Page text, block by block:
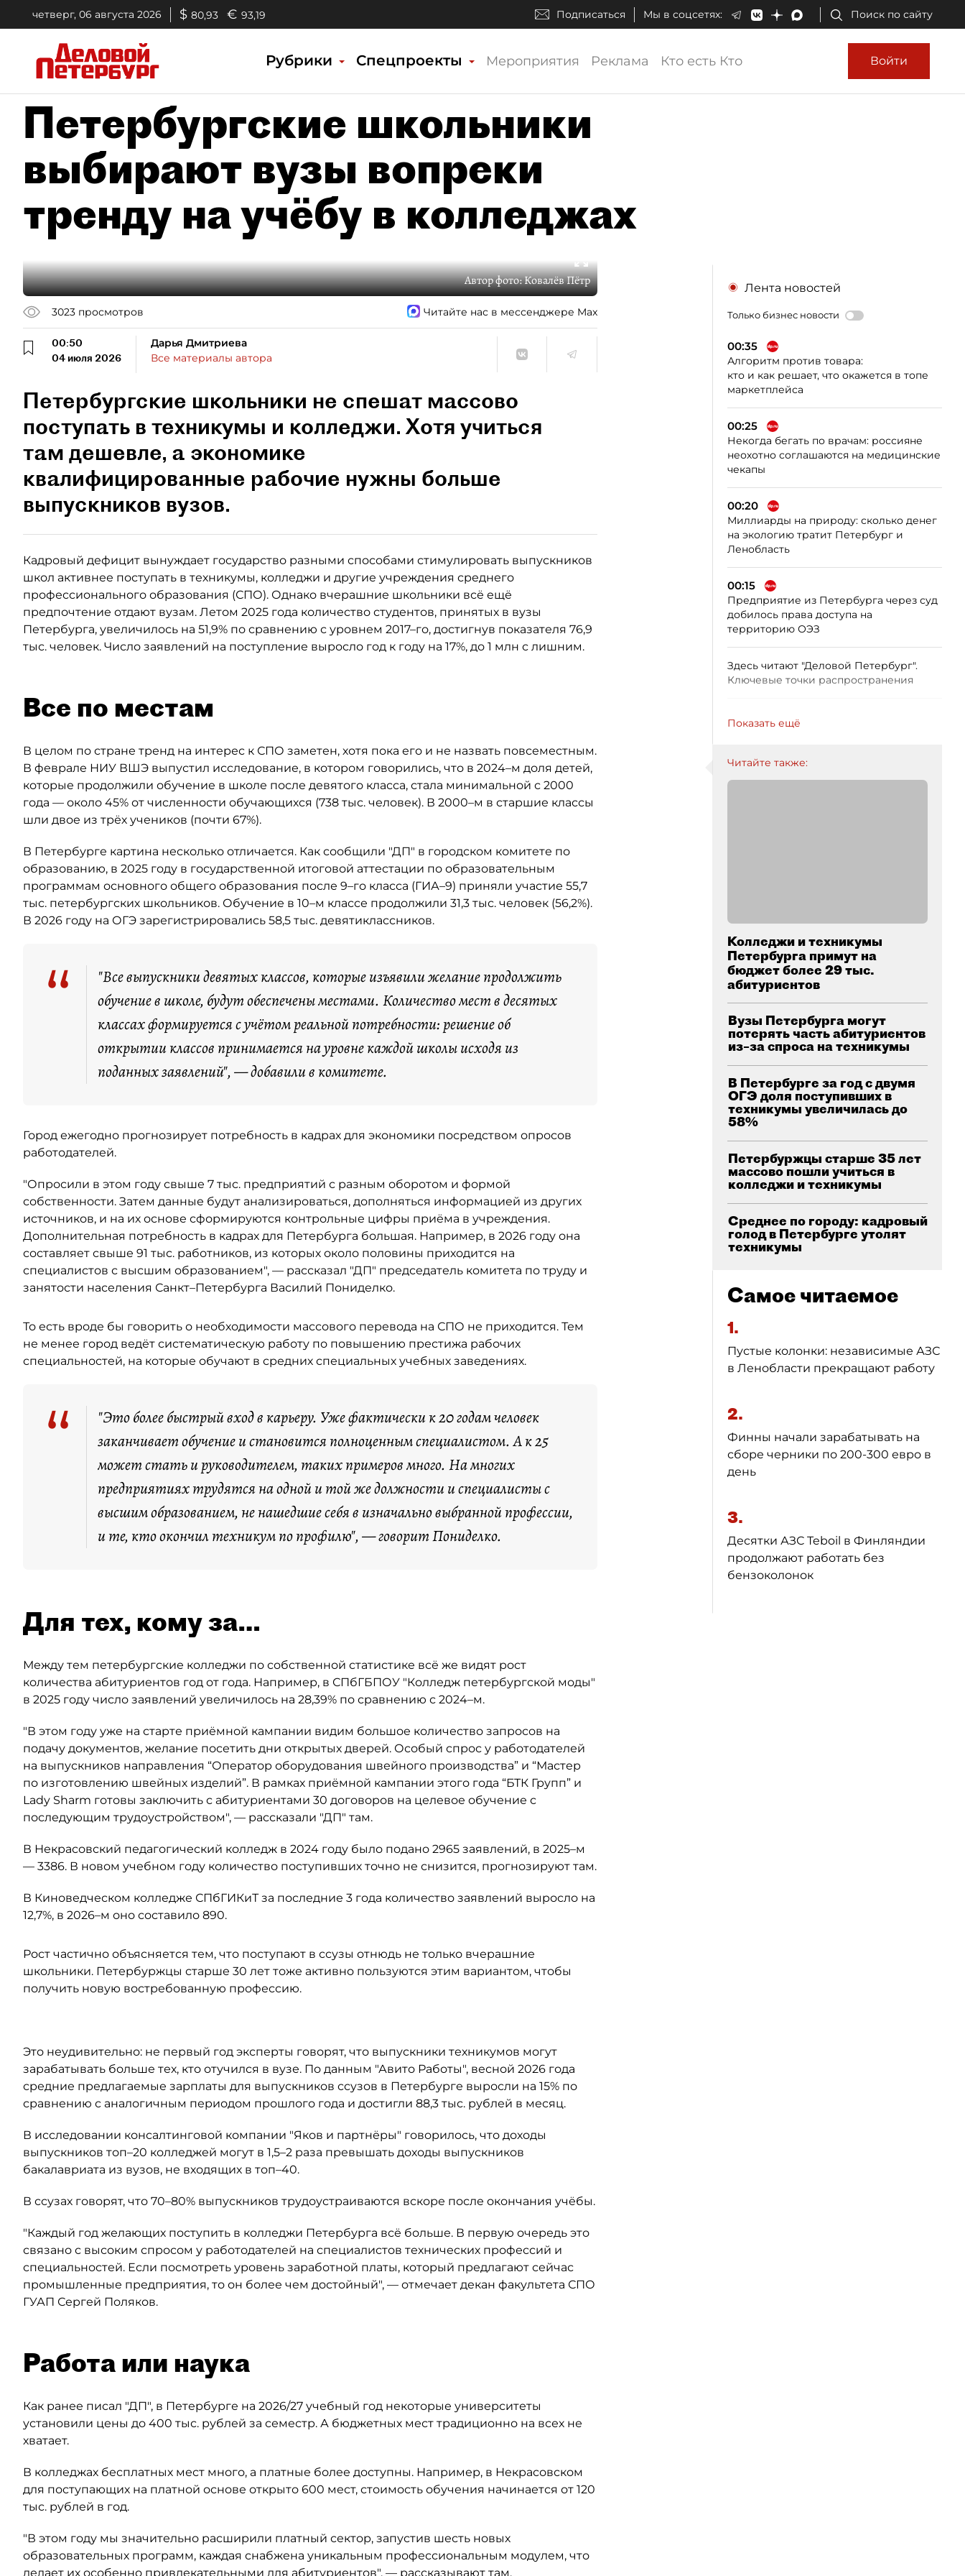
четверг, 06 августа 2026 $ 80,93 € 93,19 Подписаться Мы в соцсетях: Поиск по сайту
Рубрики Спецпроекты Мероприятия Реклама Кто есть Кто Войти
Петербургские школьники
выбирают вузы вопреки
тренду на учёбу в колледжах
Автор фото:Ковалёв Пётр
3023 просмотров Читайте нас в мессенджере Max
00:50
04 июля 2026
Дарья Дмитриева
Все материалы автора
Петербургские школьники не спешат массово
поступать в техникумы и колледжи. Хотя учиться
там дешевле, а экономике
квалифицированные рабочие нужны больше
выпускников вузов.
Кадровый дефицит вынуждает государство разными способами стимулировать выпускников
школ активнее поступать в техникумы, колледжи и другие учреждения среднего
профессионального образования (СПО). Однако вчерашние школьники всё ещё
предпочтение отдают вузам. Летом 2025 года количество студентов, принятых в вузы
Петербурга, увеличилось на 51,9% по сравнению с уровнем 2017–го, достигнув показателя 76,9
тыс. человек. Число заявлений на поступление выросло год к году на 17%, до 1 млн с лишним.
Все по местам
В целом по стране тренд на интерес к СПО заметен, хотя пока его и не назвать повсеместным.
В феврале НИУ ВШЭ выпустил исследование, в котором говорились, что в 2024–м доля детей,
которые продолжили обучение в школе после девятого класса, стала минимальной с 2000
года — около 45% от численности обучающихся (738 тыс. человек). В 2000–м в старшие классы
шли двое из трёх учеников (почти 67%).
В Петербурге картина несколько отличается. Как сообщили "ДП" в городском комитете по
образованию, в 2025 году в государственной итоговой аттестации по образовательным
программам основного общего образования после 9–го класса (ГИА–9) приняли участие 55,7
тыс. петербургских школьников. Обучение в 10–м классе продолжили 31,3 тыс. человек (56,2%).
В 2026 году на ОГЭ зарегистрировались 58,5 тыс. девятиклассников.
“
"Все выпускники девятых классов, которые изъявили желание продолжить
обучение в школе, будут обеспечены местами. Количество мест в десятых
классах формируется с учётом реальной потребности: решение об
открытии классов принимается на уровне каждой школы исходя из
поданных заявлений", — добавили в комитете.
Город ежегодно прогнозирует потребность в кадрах для экономики посредством опросов
работодателей.
"Опросили в этом году свыше 7 тыс. предприятий с разным оборотом и формой
собственности. Затем данные будут анализироваться, дополняться информацией из других
источников, и на их основе сформируются контрольные цифры приёма в учреждения.
Дополнительная потребность в кадрах для Петербурга большая. Например, в 2026 году она
составляет свыше 91 тыс. работников, из которых около половины приходится на
специалистов с высшим образованием", — рассказал "ДП" председатель комитета по труду и
занятости населения Санкт–Петербурга Василий Пониделко.
То есть вроде бы говорить о необходимости массового перевода на СПО не приходится. Тем
не менее город ведёт систематическую работу по повышению престижа рабочих
специальностей, на которые обучают в средних специальных учебных заведениях.
“
"Это более быстрый вход в карьеру. Уже фактически к 20 годам человек
заканчивает обучение и становится полноценным специалистом. А к 25
может стать и руководителем, таких примеров много. На многих
предприятиях трудятся на одной и той же должности и специалисты с
высшим образованием, не нашедшие себя в изначально выбранной профессии,
и те, кто окончил техникум по профилю", — говорит Пониделко.
Для тех, кому за…
Между тем петербургские колледжи по собственной статистике всё же видят рост
количества абитуриентов год от года. Например, в СПбГБПОУ "Колледж петербургской моды"
в 2025 году число заявлений увеличилось на 28,39% по сравнению с 2024–м.
"В этом году уже на старте приёмной кампании видим большое количество запросов на
подачу документов, желание посетить дни открытых дверей. Особый спрос у работодателей
на выпускников направления “Оператор оборудования швейного производства” и “Мастер
по изготовлению швейных изделий”. В рамках приёмной кампании этого года “БТК Групп” и
Lady Sharm готовы заключить с абитуриентами 30 договоров на целевое обучение с
последующим трудоустройством", — рассказали "ДП" там.
В Некрасовский педагогический колледж в 2024 году было подано 2965 заявлений, в 2025–м
— 3386. В новом учебном году количество поступивших точно не снизится, прогнозируют там.
В Киноведческом колледже СПбГИКиТ за последние 3 года количество заявлений выросло на
12,7%, в 2026–м оно составило 890.
Рост частично объясняется тем, что поступают в ссузы отнюдь не только вчерашние
школьники. Петербуржцы старше 30 лет тоже активно пользуются этим вариантом, чтобы
получить новую востребованную профессию.
Это неудивительно: не первый год эксперты говорят, что выпускники техникумов могут
зарабатывать больше тех, кто отучился в вузе. По данным "Авито Работы", весной 2026 года
средние предлагаемые зарплаты для выпускников ссузов в Петербурге выросли на 15% по
сравнению с аналогичным периодом прошлого года и достигли 88,3 тыс. рублей в месяц.
В исследовании консалтинговой компании "Яков и партнёры" говорилось, что доходы
выпускников топ–20 колледжей могут в 1,5–2 раза превышать доходы выпускников
бакалавриата из вузов, не входящих в топ–40.
В ссузах говорят, что 70–80% выпускников трудоустраиваются вскоре после окончания учёбы.
"Каждый год желающих поступить в колледжи Петербурга всё больше. В первую очередь это
связано с высоким спросом у работодателей на специалистов технических профессий и
специальностей. Если посмотреть уровень заработной платы, который предлагают сейчас
промышленные предприятия, то он более чем достойный", — отмечает декан факультета СПО
ГУАП Сергей Поляков.
Работа или наука
Как ранее писал "ДП", в Петербурге на 2026/27 учебный год некоторые университеты
установили цены до 400 тыс. рублей за семестр. А бюджетных мест традиционно на всех не
хватает.
В колледжах бесплатных мест много, а платные более доступны. Например, в Некрасовском
для поступающих на платной основе открыто 600 мест, стоимость обучения начинается от 120
тыс. рублей в год.
"В этом году мы значительно расширили платный сектор, запустив шесть новых
образовательных программ, каждая снабжена уникальным профессиональным модулем, что
делает их особенно привлекательными для абитуриентов", — рассказывают там.
Лента новостей
Только бизнес новости
00:35
Алгоритм против товара:
кто и как решает, что окажется в топе
маркетплейса
00:25
Некогда бегать по врачам: россияне
неохотно соглашаются на медицинские
чекапы
00:20
Миллиарды на природу: сколько денег
на экологию тратит Петербург и
Ленобласть
00:15
Предприятие из Петербурга через суд
добилось права доступа на
территорию ОЭЗ
Здесь читают "Деловой Петербург".
Ключевые точки распространения
Показать ещё
Читайте также:
Колледжи и техникумы
Петербурга примут на
бюджет более 29 тыс.
абитуриентов
Вузы Петербурга могут
потерять часть абитуриентов
из–за спроса на техникумы
В Петербурге за год с двумя
ОГЭ доля поступивших в
техникумы увеличилась до
58%
Петербуржцы старше 35 лет
массово пошли учиться в
колледжи и техникумы
Среднее по городу: кадровый
голод в Петербурге утолят
техникумы
Самое читаемое
1.
Пустые колонки: независимые АЗС
в Ленобласти прекращают работу
2.
Финны начали зарабатывать на
сборе черники по 200-300 евро в
день
3.
Десятки АЗС Teboil в Финляндии
продолжают работать без
бензоколонок